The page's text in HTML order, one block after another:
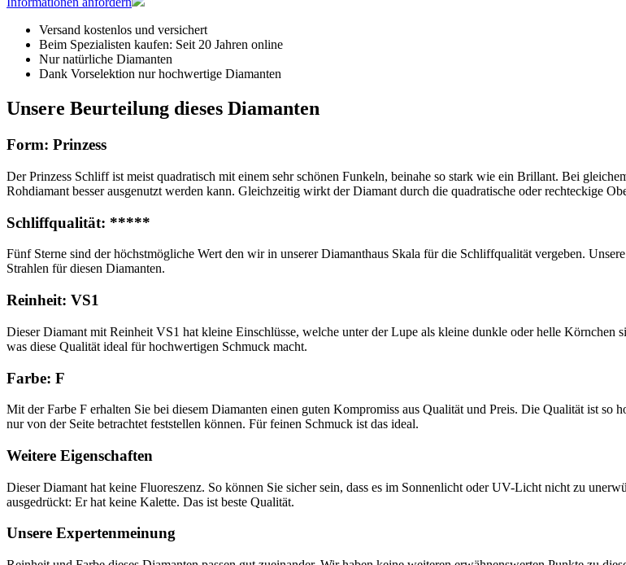
Versand kostenlos und versichert
Beim Spezialisten kaufen: Seit 20 Jahren online
Nur natürliche Diamanten
Dank Vorselektion nur hochwertige Diamanten
Unsere Beurteilung dieses Diamanten
Form: Prinzess
Der Prinzess Schliff ist meist quadratisch mit einem sehr schönen Funkeln, beinahe so stark wie ein Brillant. Bei
Rohdiamant besser ausgenutzt werden kann. Gleichzeitig wirkt der Diamant durch die quadratische oder rechteckige
Schliffqualität: *****
Fünf Sterne sind der höchstmögliche Wert den wir in unserer Diamanthaus Skala für die Schliffqualität vergeben.
Strahlen für diesen Diamanten.
Reinheit: VS1
Dieser Diamant mit Reinheit VS1 hat kleine Einschlüsse, welche unter der Lupe als kleine dunkle oder helle Körnchen
was diese Qualität ideal für hochwertigen Schmuck macht.
Farbe: F
Mit der Farbe F erhalten Sie bei diesem Diamanten einen guten Kompromiss aus Qualität und Preis. Die Qualität ist so
nur von der Seite betrachtet feststellen können. Für feinen Schmuck ist das ideal.
Weitere Eigenschaften
Dieser Diamant hat keine Fluoreszenz. So können Sie sicher sein, dass es im Sonnenlicht oder UV-Licht nicht zu
ausgedrückt: Er hat keine Kalette. Das ist beste Qualität.
Unsere Expertenmeinung